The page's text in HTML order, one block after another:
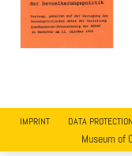
IMPRINT DATA PROTECTION
Museum of